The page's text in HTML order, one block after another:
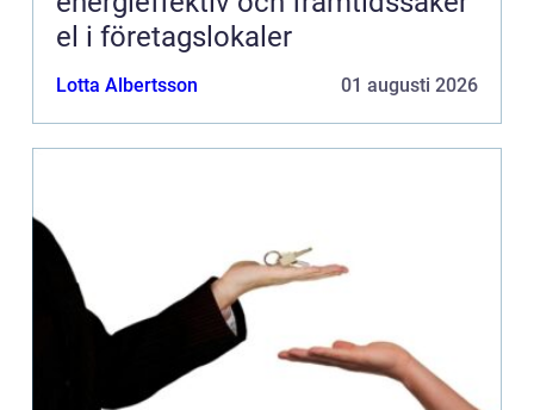
el i företagslokaler
Lotta Albertsson 01 augusti 2026